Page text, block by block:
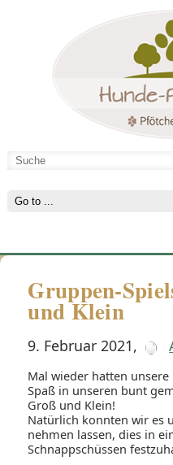
Hunde-Parkhotel
Hunde-Parkhotel
Gruppen-
und Klein
9. Februar 2021,
Mal wieder hatten
Spaß in unseren bunt
Groß und Klein!
Natürlich konnten wir es
nehmen lassen, dies in
Schnappschüssen